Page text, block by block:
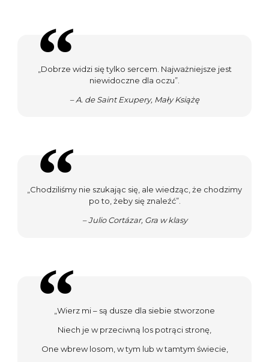
„Dobrze widzi się tylko sercem. Najważniejsze jest
niewidoczne dla oczu”.
– A. de Saint Exupery, Mały Książę
„Chodziliśmy nie szukając się, ale wiedząc, że chodzimy
po to, żeby się znaleźć”.
– Julio Cortázar, Gra w klasy
„Wierz mi – są dusze dla siebie stworzone
Niech je w przeciwną los potrąci stronę,
One wbrew losom, w tym lub w tamtym świecie,